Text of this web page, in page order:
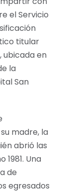
el Servicio
titular
, ubicada en
la
San
madre, la
abrió las
1981. Una
de
egresados